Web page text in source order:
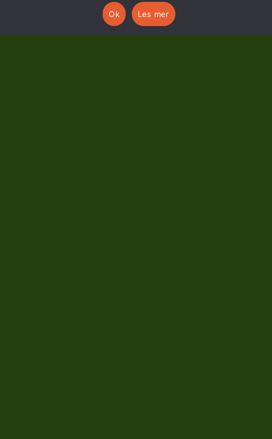
Hostvedtveien 130
3618 Skollenborg
Ok Les mer